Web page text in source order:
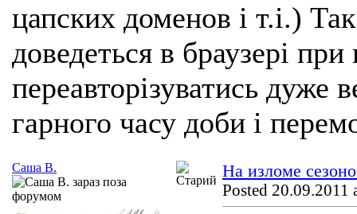
цапских доменов і т.і.)
доведеться в браузері
переавторізуватись
гарного часу доби і
На изломе
Posted 20.09.2011
Саша В.